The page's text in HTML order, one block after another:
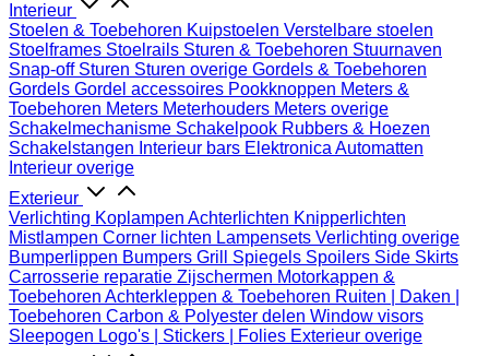
Interieur
Stoelen & Toebehoren Kuipstoelen Verstelbare stoelen
Stoelframes Stoelrails Sturen & Toebehoren Stuurnaven
Snap-off Sturen Sturen overige Gordels & Toebehoren
Gordels Gordel accessoires Pookknoppen Meters &
Toebehoren Meters Meterhouders Meters overige
Schakelmechanisme Schakelpook Rubbers & Hoezen
Schakelstangen Interieur bars Elektronica Automatten
Interieur overige
Exterieur
Verlichting Koplampen Achterlichten Knipperlichten
Mistlampen Corner lichten Lampensets Verlichting overige
Bumperlippen Bumpers Grill Spiegels Spoilers Side Skirts
Carrosserie reparatie Zijschermen Motorkappen &
Toebehoren Achterkleppen & Toebehoren Ruiten | Daken |
Toebehoren Carbon & Polyester delen Window visors
Sleepogen Logo's | Stickers | Folies Exterieur overige